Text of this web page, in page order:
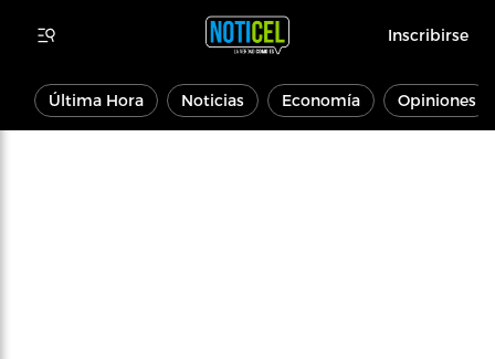
Inscribirse
Última Hora Noticias Economía Opiniones